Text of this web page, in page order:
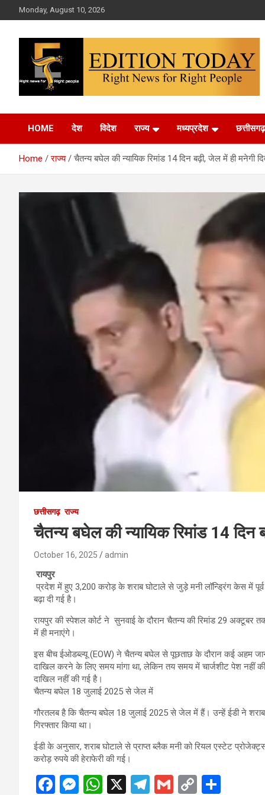
to
Monday, August 10, 2026
Edition Today
HOME देश विदेश राज्य मध्यप्रदेश छत्तीसगढ़
Home राज्य चैतन्य बघेल की न्यायिक रिमांड 14 दिन बढ़ी, जेल में ही मनेगी
छत्तीसगढ़ राज्य
चैतन्य बघेल की न्यायिक रिमांड 14 दिन
October 16, 2025 admin
रायपुर
प्रदेश में हुए 3,200 करोड़ के शराब घोटाले से जुड़े मनी लॉन्ड्रिंग केस में
बढ़ा दी गई है।
रायपुर की स्पेशल कोर्ट ने सुनवाई के दौरान चैतन्य की रिमांड 29
में ही मनाएंगे।
इस बीच ईओडब्ल्यू (EOW) ने चैतन्य बघेल से पूछताछ के दौरान कई अहम
दाखिल करने के लिए समय मांगा था, लेकिन तय समय में चार्जशीट पेश नहीं
दाखिल नहीं की गई है।
चैतन्य बघेल 18 जुलाई 2025 से जेल में
गौरतलब है कि चैतन्य बघेल 18 जुलाई 2025 से जेल में हैं। उन्हें ईडी ने
गिरफ्तार किया था।
ईडी के अनुसार, शराब घोटाले से प्राप्त ब्लैक मनी को रियल एस्टेट
करोड़ रुपये की हेराफेरी की गई।
F
M W X
T
G
C